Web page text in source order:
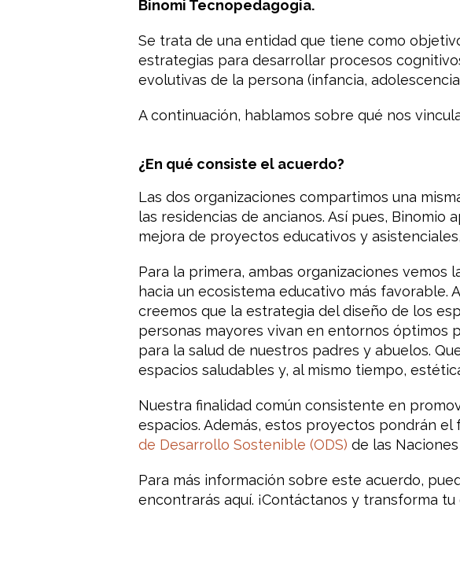
Binomi Tecnopedagogia.
Se trata de una entidad que tiene como
estrategias para desarrollar procesos
evolutivas de la persona (infancia,
A continuación, hablamos sobre qué nos
¿En qué consiste el acuerdo?
Las dos organizaciones compartimos una
las residencias de ancianos. Así pues,
mejora de proyectos educativos y
Para la primera, ambas organizaciones
hacia un ecosistema educativo más favorable.
creemos que la estrategia del diseño de los
personas mayores vivan en entornos óptimos
para la salud de nuestros padres y abuelos.
espacios saludables y, al mismo tiempo,
Nuestra finalidad común consistente en
espacios. Además, estos proyectos pondrán
de Desarrollo Sostenible (ODS) de las
Para más información sobre este acuerdo,
encontrarás aquí. ¡Contáctanos y transforma